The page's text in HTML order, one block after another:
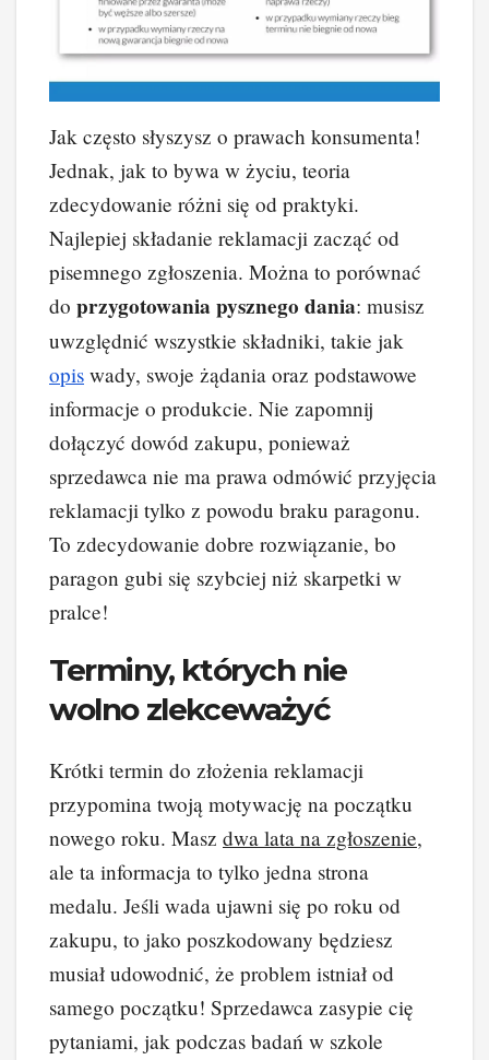
Jak często słyszysz o prawach konsumenta!
Jednak, jak to bywa w życiu, teoria
zdecydowanie różni się od praktyki.
Najlepiej składanie reklamacji zacząć od
pisemnego zgłoszenia. Można to porównać
do przygotowania pysznego dania: musisz
uwzględnić wszystkie składniki, takie jak
opis wady, swoje żądania oraz podstawowe
informacje o produkcie. Nie zapomnij
dołączyć dowód zakupu, ponieważ
sprzedawca nie ma prawa odmówić przyjęcia
reklamacji tylko z powodu braku paragonu.
To zdecydowanie dobre rozwiązanie, bo
paragon gubi się szybciej niż skarpetki w
pralce!
Terminy, których nie
wolno zlekceważyć
Krótki termin do złożenia reklamacji
przypomina twoją motywację na początku
nowego roku. Masz dwa lata na zgłoszenie,
ale ta informacja to tylko jedna strona
medalu. Jeśli wada ujawni się po roku od
zakupu, to jako poszkodowany będziesz
musiał udowodnić, że problem istniał od
samego początku! Sprzedawca zasypie cię
pytaniami, jak podczas badań w szkole